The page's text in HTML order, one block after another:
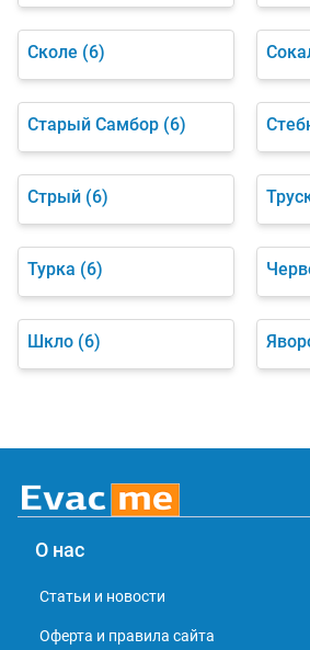
Сколе (6)
Старый Самбор (6)
Стрый (6)
Турка (6)
Шкло (6)
О нас
Статьи и новости
Оферта и правила сайта